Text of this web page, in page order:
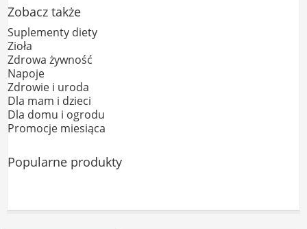
Zobacz także
Suplementy diety
Zioła
Zdrowa żywność
Napoje
Zdrowie i uroda
Dla mam i dzieci
Dla domu i ogrodu
Promocje miesiąca
Popularne produkty